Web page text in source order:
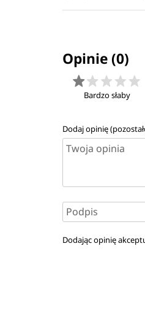
Opinie (0)
Bardzo słaby
Dodaj opinię
Dodając opinię